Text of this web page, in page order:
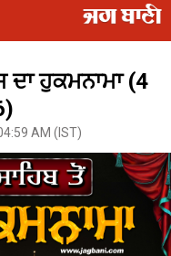
ਦਾ ਹੁਕਮਨਾਮਾ (4
AM (IST)